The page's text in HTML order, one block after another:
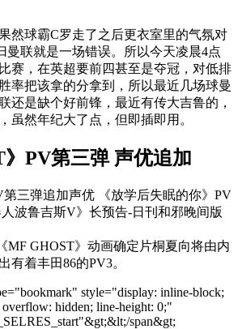
然球霸C罗走了之后更衣室里的气氛对
曼联就是一场错误。所以今天凌晨4点
赛，在英超要前四甚至是夺冠，对低排
率把该拿的分拿到，所以最近几场球曼
还是缺个好前锋，最近有传大吉鲁的，
虽然年纪大了点，但即插即用。
》PV第三弹 声优追加
MF GHOST》动画确定片桐夏向将由内
有着丰田86的PV3。
style="display: inline-block;
hidden; line-height: 0;"
&lt;/span&gt;